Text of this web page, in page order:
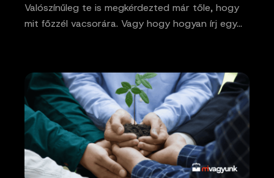
Valószínűleg te is megkérdezted már tőle, hogy
mit főzzél vacsorára. Vagy hogy hogyan írj egy…